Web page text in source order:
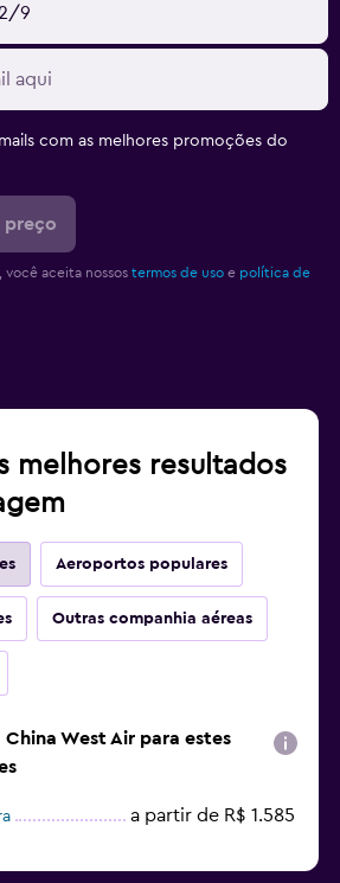
9
com as melhores promoções do
preço
você aceita nossos termos de uso e política de
melhores resultados
Aeroportos populares
Outras companhia aéreas
China West Air para estes
a partir de R$ 1.585